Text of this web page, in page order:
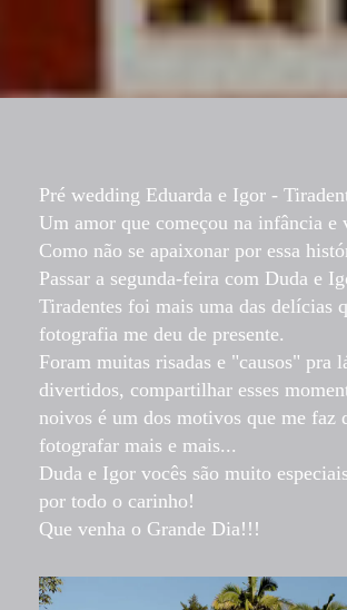
Pré wedding Eduarda e Igor -
Um amor que começou na infância e
Como não se apaixonar por essa
Passar a segunda-feira com Duda e
Tiradentes foi mais uma das delícias
fotografia me deu de presente.
Foram muitas risadas e "causos" pra
divertidos, compartilhar esses
noivos é um dos motivos que me faz
fotografar mais e mais...
Duda e Igor vocês são muito
por todo o carinho!
Que venha o Grande Dia!!!